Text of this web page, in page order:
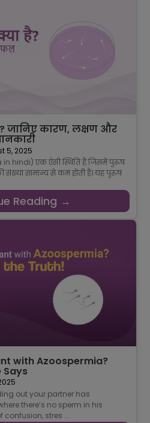
जानिए कारण, लक्षण और
5, 2025
in hindi) एक ऐसी स्थिति है जिसमें पुरुष
सामान्य से कम होती है। यह पुरुष
Reading →
with Azoospermia?
Says
out your partner has
there’s no sperm in his
confusion, stres ...